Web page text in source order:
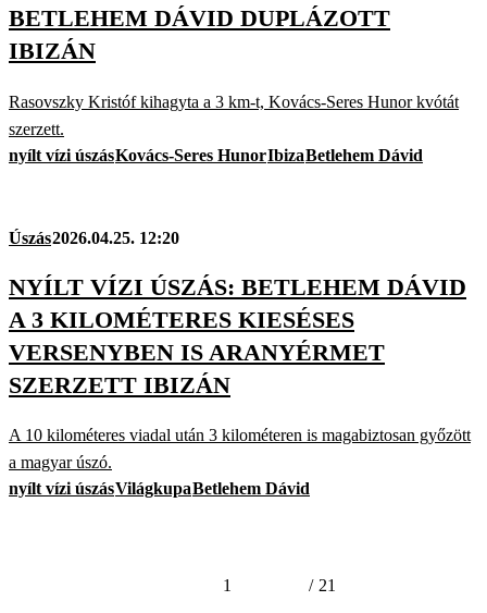
BETLEHEM DÁVID DUPLÁZOTT
IBIZÁN
Rasovszky Kristóf kihagyta a 3 km-t, Kovács-Seres Hunor kvótát
szerzett.
nyílt vízi úszásKovács-Seres HunorIbizaBetlehem Dávid
Úszás2026.04.25. 12:20
NYÍLT VÍZI ÚSZÁS: BETLEHEM DÁVID
A 3 KILOMÉTERES KIESÉSES
VERSENYBEN IS ARANYÉRMET
SZERZETT IBIZÁN
A 10 kilométeres viadal után 3 kilométeren is magabiztosan győzött
a magyar úszó.
nyílt vízi úszásVilágkupaBetlehem Dávid
1 / 21